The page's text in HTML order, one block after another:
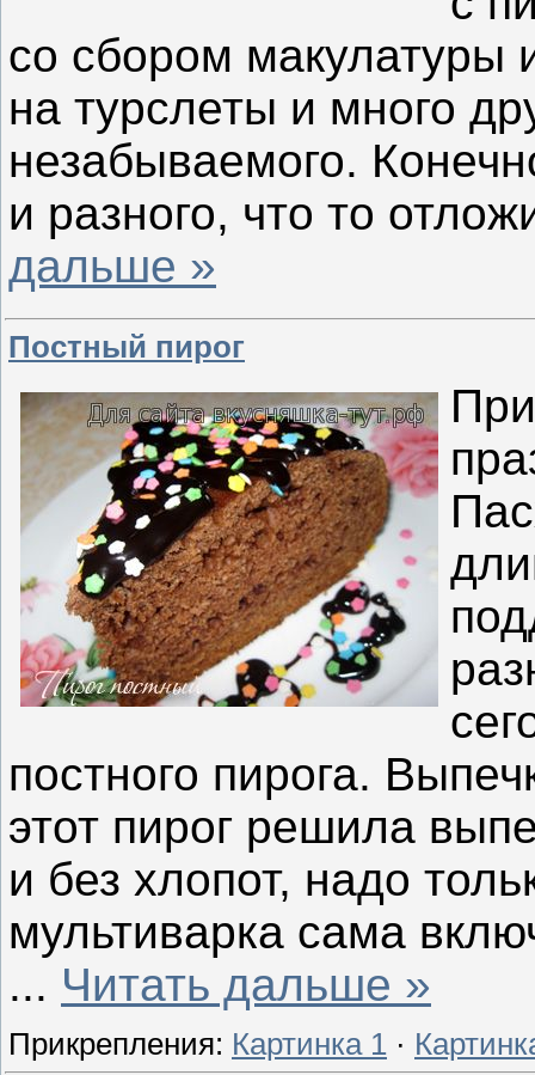
со сбором макулатуры
на турслеты и много
незабываемого.
и разного, что то
дальше »
Постный пирог
постного пирога.
этот пирог решила
и без хлопот, надо
мультиварка сама
... Читать дальше »
Прикрепления: Картинка 1 ·